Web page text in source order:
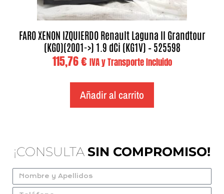
FARO XENON IZQUIERDO Renault Laguna II Grandtour
(KG0)(2001->) 1.9 dCi (KG1V) – 525598
115,76€ IVA y Transporte Incluido
Añadir al carrito
¡CONSULTA SIN COMPROMISO!